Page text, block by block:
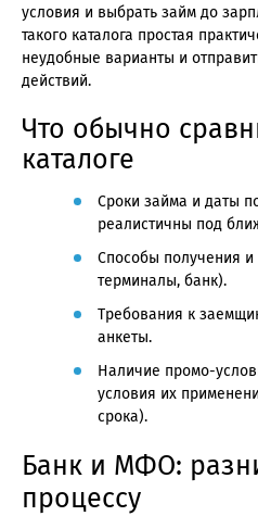
условия и выбрать займ до
такого каталога простая
неудобные варианты и
действий.
Что обычно
каталоге
Сроки займа и даты
реалистичны под
Способы получения и
терминалы, банк).
Требования к
анкеты.
Наличие промо-
условия их
срока).
Банк и МФО:
процессу